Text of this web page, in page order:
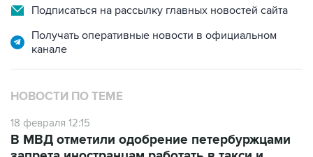
Подписаться на рассылку главных новостей сайта
Получать оперативные новости в официальном
канале
НОВОСТИ ПО ТЕМЕ
18 февраля 12:15
В МВД отметили одобрение петербуржцами